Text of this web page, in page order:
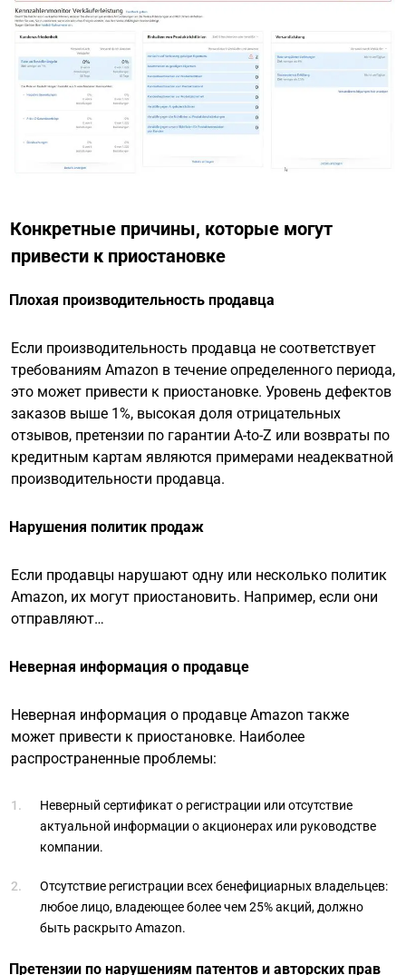
Конкретные причины, которые могут
привести к приостановке
Плохая производительность продавца
Если производительность продавца не соответствует
требованиям Amazon в течение определенного периода,
это может привести к приостановке. Уровень дефектов
заказов выше 1%, высокая доля отрицательных
отзывов, претензии по гарантии A-to-Z или возвраты по
кредитным картам являются примерами неадекватной
производительности продавца.
Нарушения политик продаж
Если продавцы нарушают одну или несколько политик
Amazon, их могут приостановить. Например, если они
отправляют…
Неверная информация о продавце
Неверная информация о продавце Amazon также
может привести к приостановке. Наиболее
распространенные проблемы:
Неверный сертификат о регистрации или отсутствие
актуальной информации о акционерах или руководстве
компании.
Отсутствие регистрации всех бенефициарных владельцев:
любое лицо, владеющее более чем 25% акций, должно
быть раскрыто Amazon.
Претензии по нарушениям патентов и авторских прав